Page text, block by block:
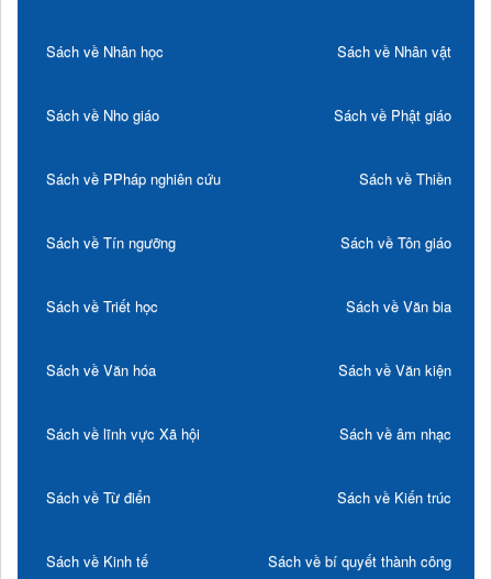
Sách về Nhân học Sách về Nhân vật
Sách về Nho giáo Sách về Phật giáo
Sách về PPháp nghiên cứu Sách về Thiền
Sách về Tín ngưỡng Sách về Tôn giáo
Sách về Triết học Sách về Văn bia
Sách về Văn hóa Sách về Văn kiện
Sách về lĩnh vực Xã hội Sách về âm nhạc
Sách về Từ điển Sách về Kiến trúc
Sách về Kinh tế Sách về bí quyết thành công